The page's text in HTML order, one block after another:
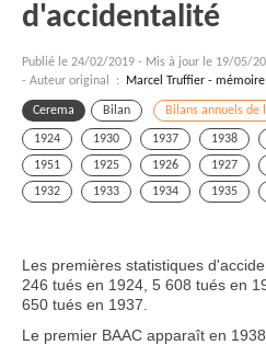
d'accidentalité
Publié le 24/02/2019 - Mis à jour le 19/05/
- Auteur original :
Marcel Truffier - mémoire
Cerema Bilan Bilans annuels de
1924 1930 1937 1938
1951
1925 1926 1927
1932
1933 1934 1935
Les premières statistiques
246 tués en 1924, 5 608 tués en
650 tués en 1937.
Le premier BAAC apparaît en